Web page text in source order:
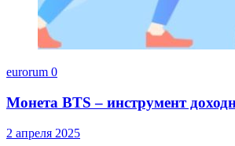
eurorum 0
Монета BTS – инструмент
2 апреля 2025